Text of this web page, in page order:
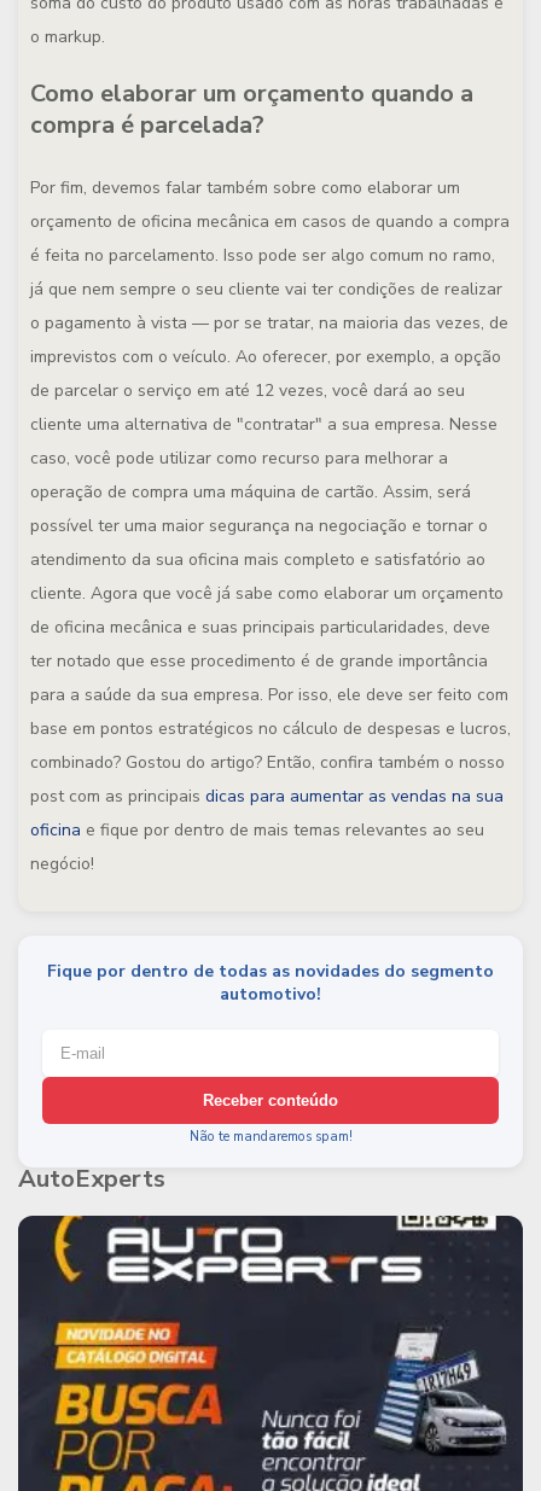
o markup.
Como elaborar um orçamento quando a
compra é parcelada?
Por fim, devemos falar também sobre como elaborar um
orçamento de oficina mecânica em casos de quando a compra
é feita no parcelamento. Isso pode ser algo comum no ramo,
já que nem sempre o seu cliente vai ter condições de realizar
o pagamento à vista — por se tratar, na maioria das vezes, de
imprevistos com o veículo. Ao oferecer, por exemplo, a opção
de parcelar o serviço em até 12 vezes, você dará ao seu
cliente uma alternativa de "contratar" a sua empresa. Nesse
caso, você pode utilizar como recurso para melhorar a
operação de compra uma máquina de cartão. Assim, será
possível ter uma maior segurança na negociação e tornar o
atendimento da sua oficina mais completo e satisfatório ao
cliente. Agora que você já sabe como elaborar um orçamento
de oficina mecânica e suas principais particularidades, deve
ter notado que esse procedimento é de grande importância
para a saúde da sua empresa. Por isso, ele deve ser feito com
base em pontos estratégicos no cálculo de despesas e lucros,
combinado? Gostou do artigo? Então, confira também o nosso
post com as principais dicas para aumentar as vendas na sua
oficina e fique por dentro de mais temas relevantes ao seu
negócio!
Fique por dentro de todas as novidades do segmento
automotivo!
Receber conteúdo
Não te mandaremos spam!
AutoExperts